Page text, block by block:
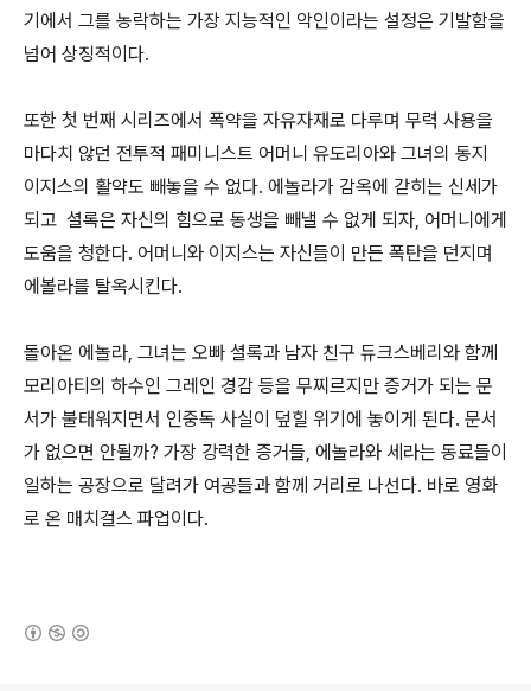
기에서 그를 농락하는 가장 지능적인 악인이라는 설정은 기발함을
넘어 상징적이다.
또한 첫 번째 시리즈에서 폭약을 자유자재로 다루며 무력 사용을
마다치 않던 전투적 패미니스트 어머니 유도리아와 그녀의 동지
이지스의 활약도 빼놓을 수 없다. 에놀라가 감옥에 갇히는 신세가
되고 셜록은 자신의 힘으로 동생을 빼낼 수 없게 되자, 어머니에게
도움을 청한다. 어머니와 이지스는 자신들이 만든 폭탄을 던지며
에볼라를 탈옥시킨다.
돌아온 에놀라, 그녀는 오빠 셜록과 남자 친구 듀크스베리와 함께
모리아티의 하수인 그레인 경감 등을 무찌르지만 증거가 되는 문
서가 불태워지면서 인중독 사실이 덮힐 위기에 놓이게 된다. 문서
가 없으면 안될까? 가장 강력한 증거들, 에놀라와 세라는 동료들이
일하는 공장으로 달려가 여공들과 함께 거리로 나선다. 바로 영화
로 온 매치걸스 파업이다.